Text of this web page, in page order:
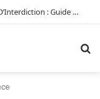
Comment Réagir Face À Un Panneau D’Interdiction : Guide Complet